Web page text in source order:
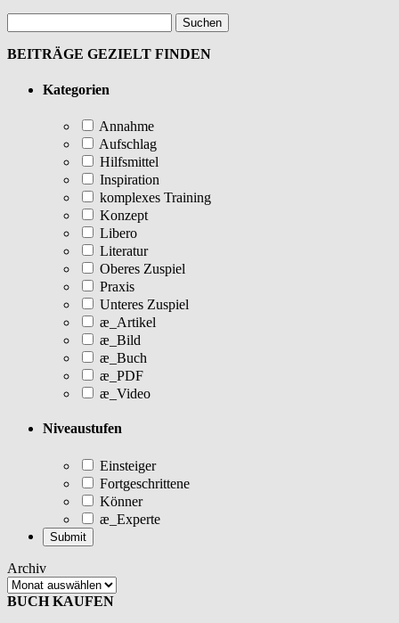
BEITRÄGE GEZIELT FINDEN
Kategorien
Annahme
Aufschlag
Hilfsmittel
Inspiration
komplexes Training
Konzept
Libero
Literatur
Oberes Zuspiel
Praxis
Unteres Zuspiel
æ_Artikel
æ_Bild
æ_Buch
æ_PDF
æ_Video
Niveaustufen
Einsteiger
Fortgeschrittene
Könner
æ_Experte
Archiv
BUCH KAUFEN